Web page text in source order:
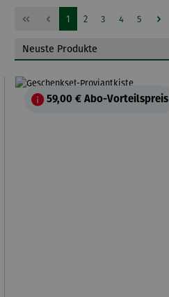
Seite
1 Seite
2 Seite
3 Seite
4 Seite
5
59,00 € Abo-Vorteilspreis